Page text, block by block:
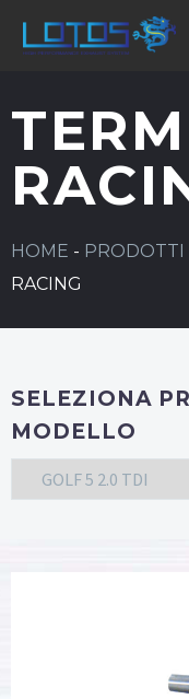
HOME - PRODOTTI
RACING
SELEZIONA
MODELLO
GOLF 5 2.0 TDI